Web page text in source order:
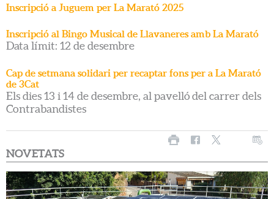
Inscripció a Juguem per La Marató 2025
Inscripció al Bingo Musical de Llavaneres amb La Marató
Data límit: 12 de desembre
Cap de setmana solidari per recaptar fons per a La Marató
de 3Cat
Els dies 13 i 14 de desembre, al pavelló del carrer dels
Contrabandistes
NOVETATS